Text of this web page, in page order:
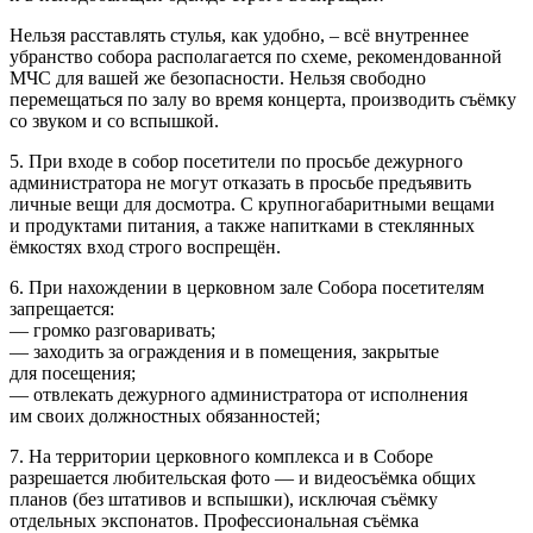
Нельзя расставлять стулья, как удобно, – всё внутреннее
убранство собора располагается по схеме, рекомендованной
МЧС для вашей же безопасности. Нельзя свободно
перемещаться по залу во время концерта, производить съёмку
со звуком и со вспышкой.
5. При входе в собор посетители по просьбе дежурного
администратора не могут отказать в просьбе предъявить
личные вещи для досмотра. С крупногабаритными вещами
и продуктами питания, а также напитками в стеклянных
ёмкостях вход строго воспрещён.
6. При нахождении в церковном зале Собора посетителям
запрещается:
— громко разговаривать;
— заходить за ограждения и в помещения, закрытые
для посещения;
— отвлекать дежурного администратора от исполнения
им своих должностных обязанностей;
7. На территории церковного комплекса и в Соборе
разрешается любительская фото — и видеосъёмка общих
планов (без штативов и вспышки), исключая съёмку
отдельных экспонатов. Профессиональная съёмка